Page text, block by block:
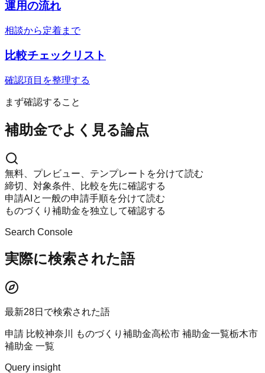
運用の流れ
相談から定着まで
比較チェックリスト
確認項目を整理する
まず確認すること
補助金でよく見る論点
無料、プレビュー、テンプレートを分けて読む
締切、対象条件、比較を先に確認する
申請AIと一般の申請手順を分けて読む
ものづくり補助金を独立して確認する
Search Console
実際に検索された語
最新28日で検索された語
申請 比較神奈川 ものづくり補助金高松市 補助金一覧栃木市
補助金 一覧
Query insight